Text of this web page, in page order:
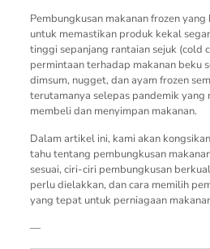
Pembungkusan makanan frozen
untuk memastikan produk kekal
tinggi sepanjang rantaian sejuk (cold
permintaan terhadap makanan beku
dimsum, nugget, dan ayam frozen
terutamanya selepas pandemik yang
membeli dan menyimpan makanan.
Dalam artikel ini, kami akan
tahu tentang pembungkusan
sesuai, ciri-ciri pembungkusan
perlu dielakkan, dan cara memilih
yang tepat untuk perniagaan
—